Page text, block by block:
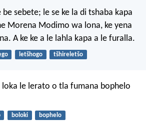
sebete; le se ke la di tshaba kapa
Morena Modimo wa lona, ke yena
A ke ke a le lahla kapa a le furalla.
letšhogo tšhireletšo
loka le lerato o tla fumana bophelo
boloki bophelo